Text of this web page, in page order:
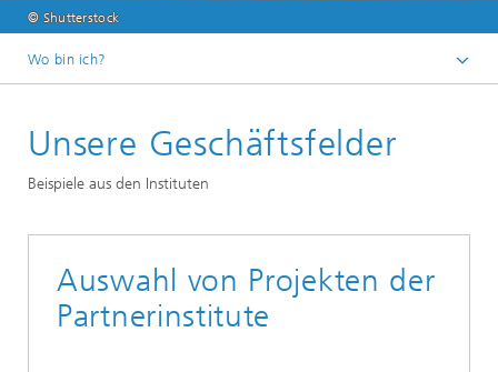
© Shutterstock
Wo bin ich?
Unsere Geschäftsfelder
Beispiele aus den Instituten
Auswahl von Projekten der
Partnerinstitute